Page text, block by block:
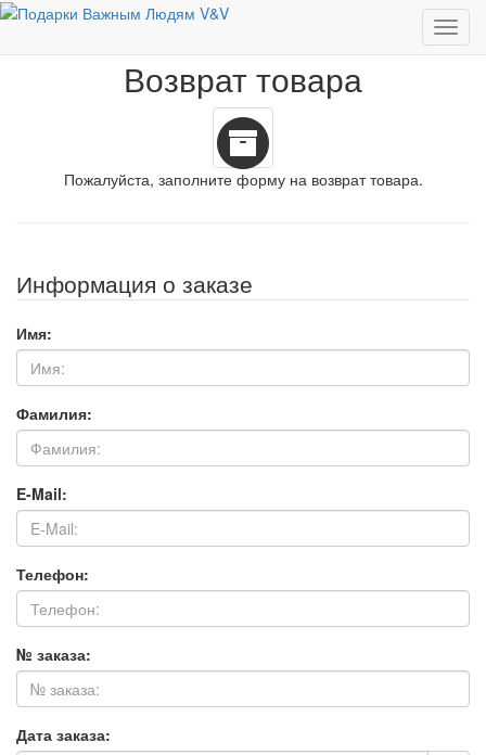
Личный Кабинет
Возврат товара
Пожалуйста, заполните форму на возврат товара.
Информация о заказе
Имя:
Фамилия:
E-Mail:
Телефон:
№ заказа:
Дата заказа: